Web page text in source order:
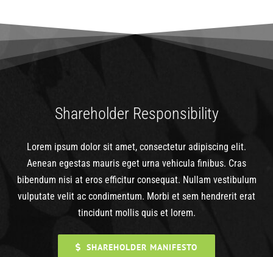
Shareholder Responsibility
Lorem ipsum dolor sit amet, consectetur adipiscing elit.
Aenean egestas mauris eget urna vehicula finibus. Cras
bibendum nisi at eros efficitur consequat. Nullam vestibulum
vulputate velit ac condimentum. Morbi et sem hendrerit erat
tincidunt mollis quis et lorem.
SHAREHOLDER MANIFESTO